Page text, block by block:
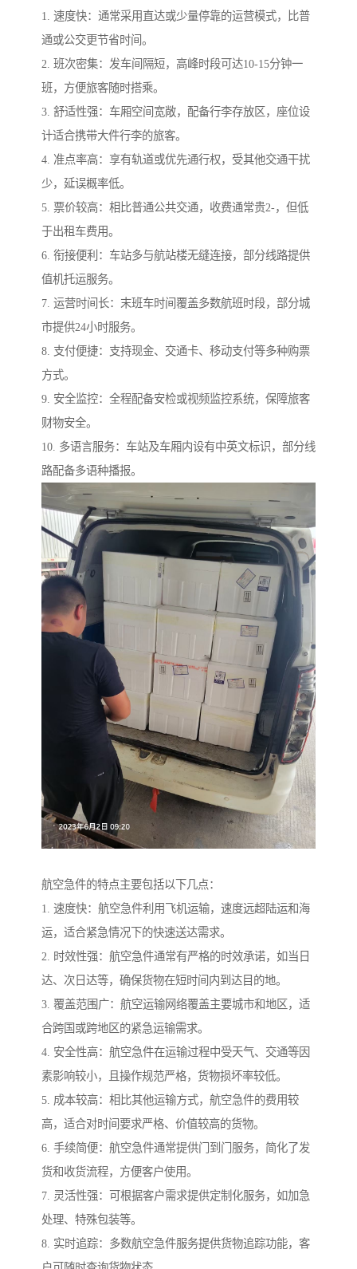
1. 速度快：通常采用直达或少量停靠的运营模式，比普
通或公交更节省时间。
2. 班次密集：发车间隔短，高峰时段可达10-15分钟一
班，方便旅客随时搭乘。
3. 舒适性强：车厢空间宽敞，配备行李存放区，座位设
计适合携带大件行李的旅客。
4. 准点率高：享有轨道或优先通行权，受其他交通干扰
少，延误概率低。
5. 票价较高：相比普通公共交通，收费通常贵2-，但低
于出租车费用。
6. 衔接便利：车站多与航站楼无缝连接，部分线路提供
值机托运服务。
7. 运营时间长：末班车时间覆盖多数航班时段，部分城
市提供24小时服务。
8. 支付便捷：支持现金、交通卡、移动支付等多种购票
方式。
9. 安全监控：全程配备安检或视频监控系统，保障旅客
财物安全。
10. 多语言服务：车站及车厢内设有中英文标识，部分线
路配备多语种播报。
航空急件的特点主要包括以下几点：
1. 速度快：航空急件利用飞机运输，速度远超陆运和海
运，适合紧急情况下的快速送达需求。
2. 时效性强：航空急件通常有严格的时效承诺，如当日
达、次日达等，确保货物在短时间内到达目的地。
3. 覆盖范围广：航空运输网络覆盖主要城市和地区，适
合跨国或跨地区的紧急运输需求。
4. 安全性高：航空急件在运输过程中受天气、交通等因
素影响较小，且操作规范严格，货物损坏率较低。
5. 成本较高：相比其他运输方式，航空急件的费用较
高，适合对时间要求严格、价值较高的货物。
6. 手续简便：航空急件通常提供门到门服务，简化了发
货和收货流程，方便客户使用。
7. 灵活性强：可根据客户需求提供定制化服务，如加急
处理、特殊包装等。
8. 实时追踪：多数航空急件服务提供货物追踪功能，客